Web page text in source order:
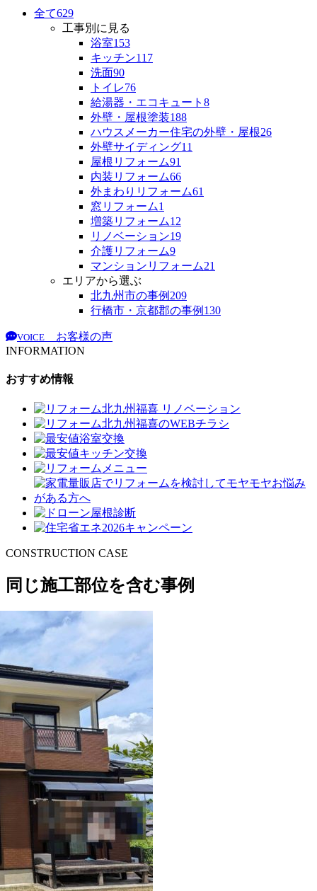
全て629
工事別に見る
浴室153
キッチン117
洗面90
トイレ76
給湯器・エコキュート 8
外壁・屋根塗装188
ハウスメーカー住宅の外壁・屋根26
外壁サイディング11
屋根リフォーム91
内装リフォーム66
外まわりリフォーム61
窓リフォーム1
増築リフォーム12
リノベーション19
介護リフォーム9
マンションリフォーム21
エリアから選ぶ
北九州市の事例 209
行橋市・京都郡の事例 130
VOICE
お客様の声
INFORMATION
おすすめ情報
CONSTRUCTION CASE
同じ施工部位を含む事例